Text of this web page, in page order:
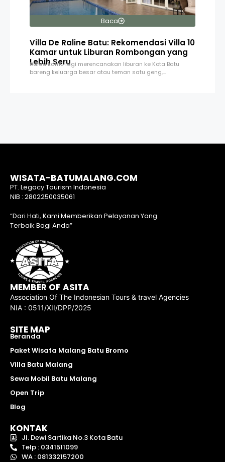
Baca
Villa De Raline Batu: Rekomendasi Villa 10
Kamar untuk Liburan Rombongan yang
Lebih Seru
Kalau kamu lagi merencanakan liburan ke Kota Batu
bareng keluarga besar atau teman satu geng,…
WISATA-BATUMALANG.COM
PT. Legacy Tourism Indonesia
NIB : 2802250035061
“Dari Hati, Kami Memberikan Pelayanan Yang
Terbaik Bagi Anda”
MEMBER OF ASITA
Association Of The Indonesian Tours & travel Agencies
NIA : 0511/XII/DPP/2025
SITE MAP
Beranda
Paket Wisata Malang Batu Bromo
Villa Batu Malang
Sewa Mobil Batu Malang
Open Trip
Blog
KONTAK
Jl. Dewi Sartika No.3 Kota Batu
Telp : 0341511099
WA : 081332157200